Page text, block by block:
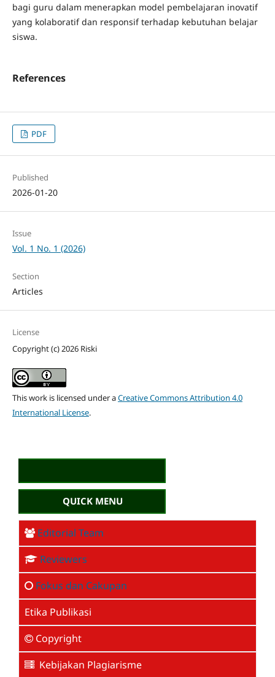
bagi guru dalam menerapkan model pembelajaran inovatif
yang kolaboratif dan responsif terhadap kebutuhan belajar
siswa.
References
PDF
Published
2026-01-20
Issue
Vol. 1 No. 1 (2026)
Section
Articles
License
Copyright (c) 2026 Riski
This work is licensed under aCreative Commons Attribution 4.0
International License.
QUICK MENU
Editorial Team
Reviewers
Fokus dan Cakupan
Etika Publikasi
Copyright
Kebijakan Plagiarisme